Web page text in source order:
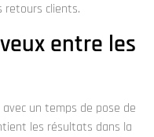
retours clients.
entre les
un temps de pose de
les résultats dans la